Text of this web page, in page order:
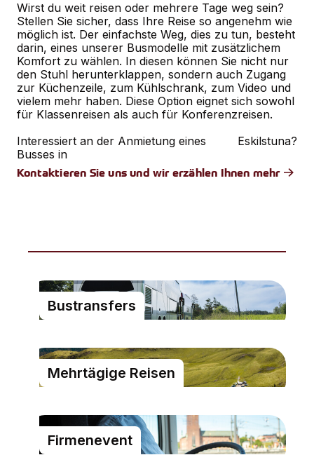
Wirst du weit reisen oder mehrere Tage weg sein?
Stellen Sie sicher, dass Ihre Reise so angenehm wie
möglich ist. Der einfachste Weg, dies zu tun, besteht
darin, eines unserer Busmodelle mit zusätzlichem
Komfort zu wählen. In diesen können Sie nicht nur
den Stuhl herunterklappen, sondern auch Zugang
zur Küchenzeile, zum Kühlschrank, zum Video und
vielem mehr haben. Diese Option eignet sich sowohl
für Klassenreisen als auch für Konferenzreisen.
Interessiert an der Anmietung eines
Busses in
Eskilstuna?
Kontaktieren Sie uns und wir erzählen Ihnen mehr
Bustransfers
Mehrtägige Reisen
Firmenevent